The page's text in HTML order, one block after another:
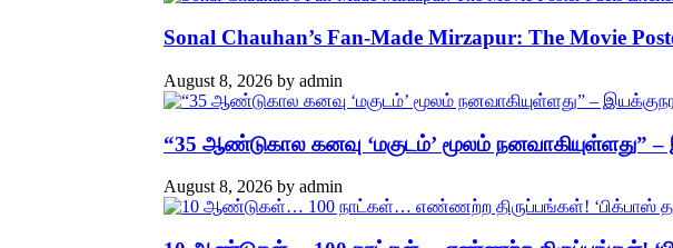
Sonal Chauhan’s Fan-Made Mirzapur: The Movie
August 8, 2026 by admin
“35 ஆண்டுகால கனவு ‘மகுடம்’ மூலம் நனவாகியுள்ளது”
August 8, 2026 by admin